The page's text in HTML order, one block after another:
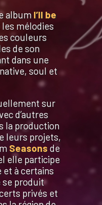
albumI’ll be
mélodies
couleurs
de son
dans une
soul et
sur
d’autres
la production
leurs projets,
Seasons de
elle participe
et à certains
se produit
privés et